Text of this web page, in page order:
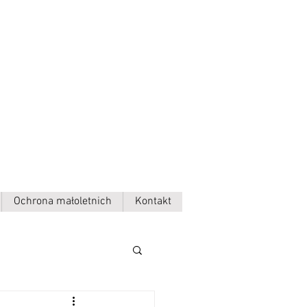
Ochrona małoletnich Kontakt